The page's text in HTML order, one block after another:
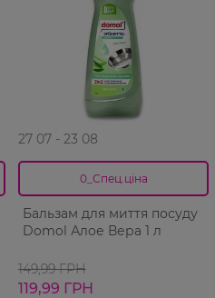
27 07 - 23 08
0_Спец.ціна
Бальзам для миття посуду
Domol Алое Вера 1 л
149,99 ГРН
119,99 ГРН